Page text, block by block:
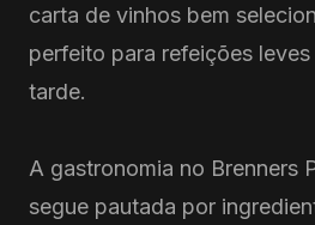
carta de vinhos bem
perfeito para refeições
tarde.
A gastronomia no Brenners
segue pautada por